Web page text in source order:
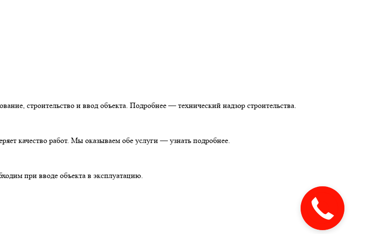
строительство и ввод объекта. Подробнее — технический надзор строительства.
качество работ. Мы оказываем обе услуги — узнать подробнее.
при вводе объекта в эксплуатацию.